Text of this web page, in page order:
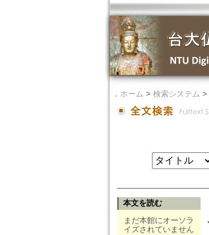
． ホーム > 検索システム >
本文を読む
まだ本館にオーソラ
イズされていません